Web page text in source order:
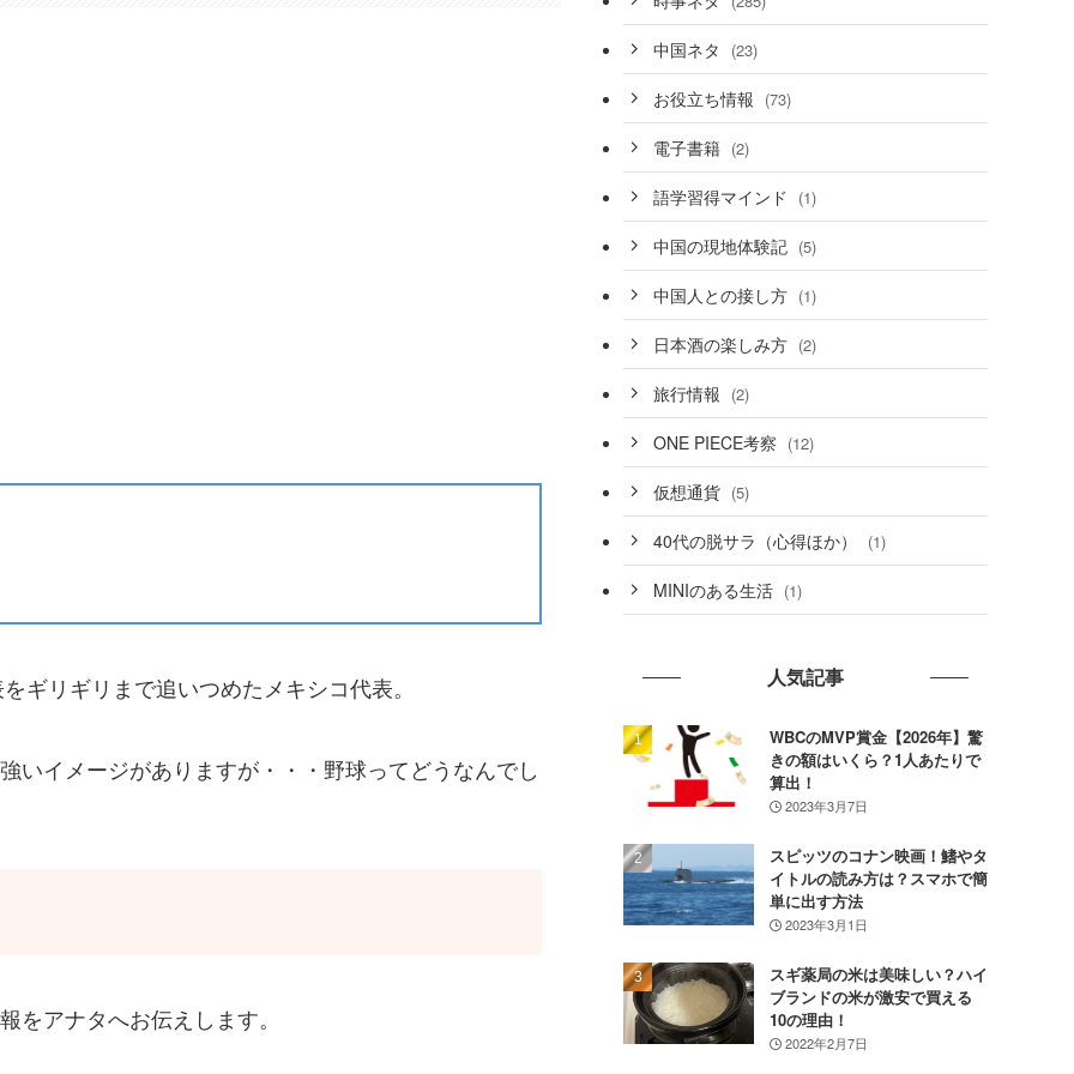
ギリギリまで追いつめたメキシコ代表。
いイメージがありますが・・・野球ってどうなんでし
をアナタへお伝えします。
中国ネタ (23)
お役立ち情報 (73)
電子書籍 (2)
語学習得マインド (1)
中国の現地体験記 (5)
中国人との接し方 (1)
日本酒の楽しみ方 (2)
旅行情報 (2)
ONE PIECE考察 (12)
仮想通貨 (5)
40代の脱サラ（心得ほか） (1)
MINIのある生活 (1)
人気記事
WBCのMVP賞金【2026年】驚
きの額はいくら？1人あたりで
算出！
2023年3月7日
スピッツのコナン映画！鰭やタ
イトルの読み方は？スマホで簡
単に出す方法
2023年3月1日
スギ薬局の米は美味しい？ハイ
ブランドの米が激安で買える
10の理由！
2022年2月7日